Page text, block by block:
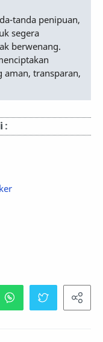
tanda penipuan,
segera
berwenang.
transparan,
: